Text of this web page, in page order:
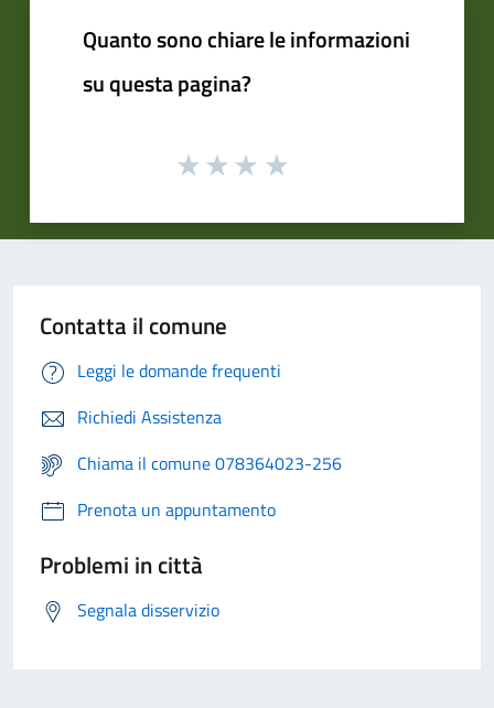
Quanto sono chiare le informazioni
su questa pagina?
Contatta il comune
Leggi le domande frequenti
Richiedi Assistenza
Chiama il comune 078364023-256
Prenota un appuntamento
Problemi in città
Segnala disservizio